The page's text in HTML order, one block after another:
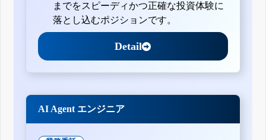
までをスピーディかつ正確な投資体験に
落とし込むポジションです。
Detail
AI Agent エンジニア